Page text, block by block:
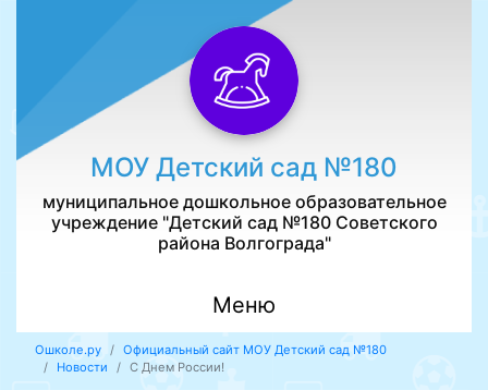
МОУ Детский сад №180
муниципальное дошкольное образовательное
учреждение "Детский сад №180 Советского
района Волгограда"
Меню
Ошколе.ру
Официальный сайт МОУ Детский сад №180
Новости
С Днем России!